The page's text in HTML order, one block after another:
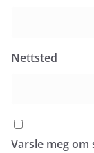
Nettsted
Varsle meg